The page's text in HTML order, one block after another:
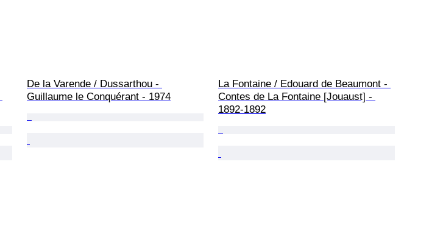
De la Varende / Dussarthou -
Guillaume le Conquérant - 1974
La Fontaine / Edouard de Beaumont -
Contes de La Fontaine [Jouaust] -
1892-1892